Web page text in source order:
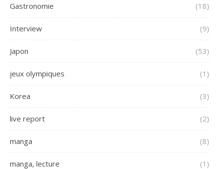
Gastronomie (18)
Interview (9)
Japon (53)
jeux olympiques (1)
Korea (3)
live report (2)
manga (8)
manga, lecture (1)